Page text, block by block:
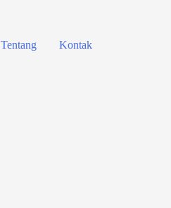
Tentang Kontak